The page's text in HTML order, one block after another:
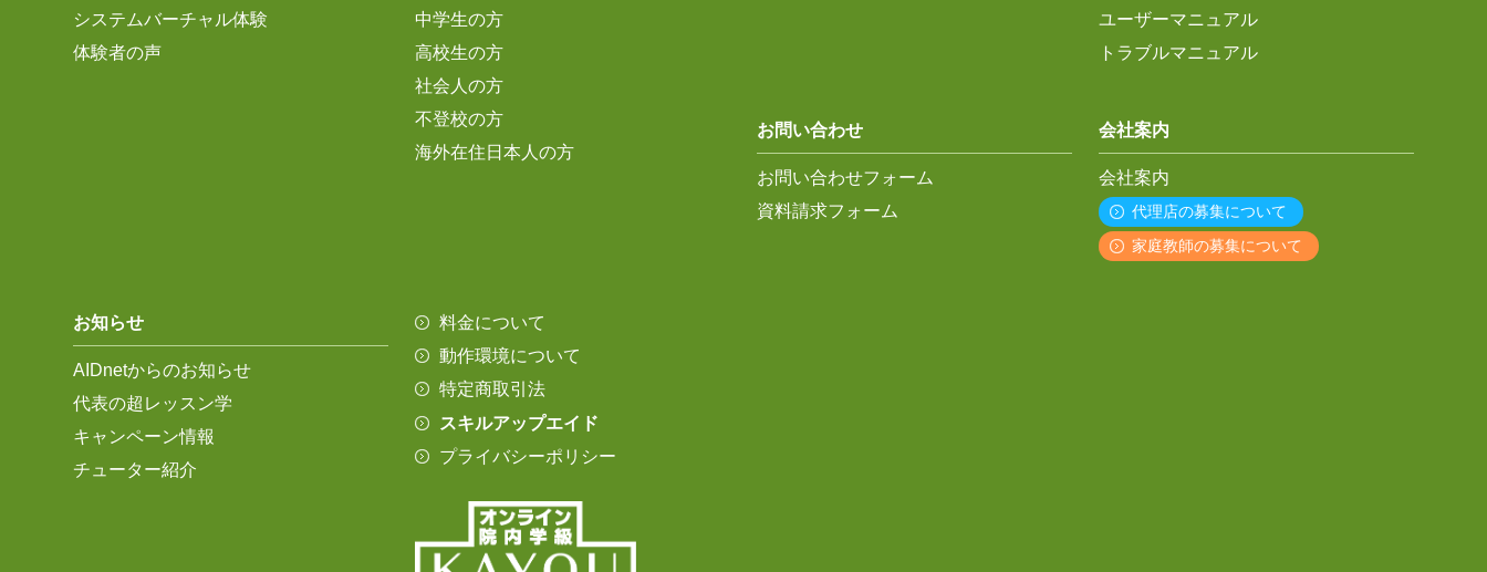
システムバーチャル体験
体験者の声
中学生の方
高校生の方
社会人の方
不登校の方
海外在住日本人の方
ユーザーマニュアル
トラブルマニュアル
お問い合わせ
お問い合わせフォーム
資料請求フォーム
会社案内
会社案内
代理店の募集について
家庭教師の募集について
お知らせ
AIDnetからのお知らせ
代表の超レッスン学
キャンペーン情報
チューター紹介
料金について
動作環境について
特定商取引法
スキルアップエイド
プライバシーポリシー